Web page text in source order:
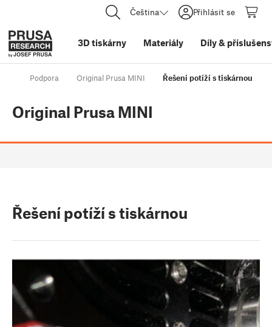
Čeština Přihlásit se
3D tiskárny Materiály Díly&
Podpora Original Prusa MINI Řešení potíží s tiskárnou
Original Prusa MINI
Řešení potíží s tiskárnou